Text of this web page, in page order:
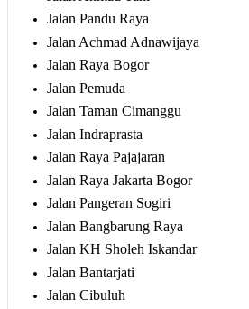
Jalan Pandu Raya
Jalan Achmad Adnawijaya
Jalan Raya Bogor
Jalan Pemuda
Jalan Taman Cimanggu
Jalan Indraprasta
Jalan Raya Pajajaran
Jalan Raya Jakarta Bogor
Jalan Pangeran Sogiri
Jalan Bangbarung Raya
Jalan KH Sholeh Iskandar
Jalan Bantarjati
Jalan Cibuluh